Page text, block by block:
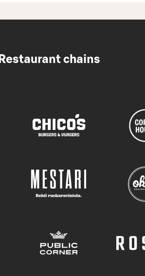
Restaurant chains